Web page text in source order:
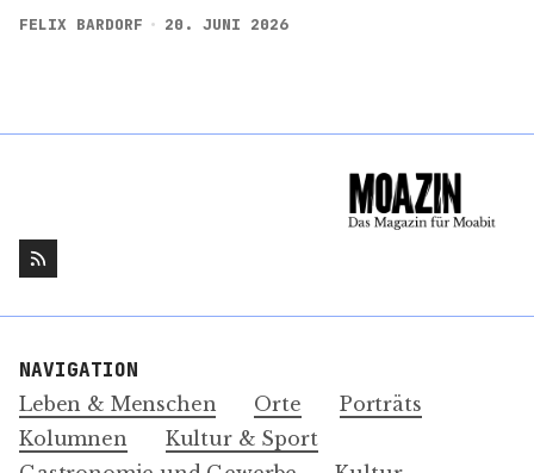
FELIX BARDORF 20. JUNI 2026
NAVIGATION
Leben & Menschen Orte
Porträts
Kolumnen
Kultur & Sport